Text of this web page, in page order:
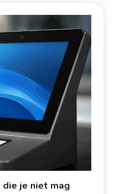
je niet mag